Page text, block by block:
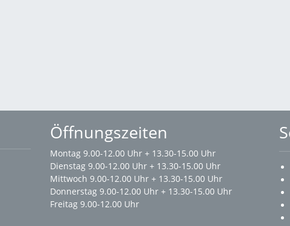
Öffnungszeiten
Montag 9.00-12.00 Uhr + 13.30-15.00 Uhr
Dienstag 9.00-12.00 Uhr + 13.30-15.00 Uhr
Mittwoch 9.00-12.00 Uhr + 13.30-15.00 Uhr
Donnerstag 9.00-12.00 Uhr + 13.30-15.00 Uhr
Freitag 9.00-12.00 Uhr